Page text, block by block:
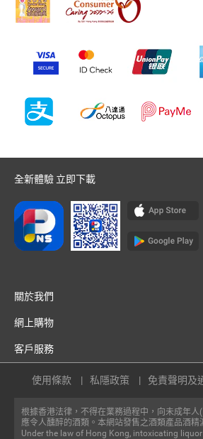
全新體驗 立即下載
關於我們
網上購物
客戶服務
根據香港法律，不得在業務過程中，向未成年
應令人醺醉的酒類。本網站發售之酒類產品酒精
Under the law of Hong Kong, intoxicating
使用條款 私隱政策 免責聲明及